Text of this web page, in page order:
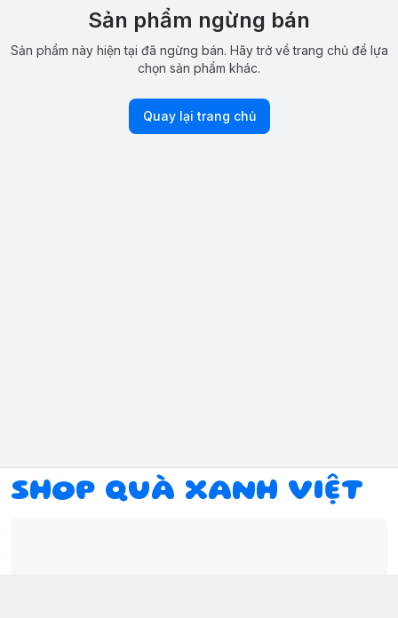
Sản phẩm ngừng bán
Sản phẩm này hiện tại đã ngừng bán. Hãy trở về trang chủ để lựa
chọn sản phẩm khác.
Quay lại trang chủ
SHOP QUÀ XANH VIỆT